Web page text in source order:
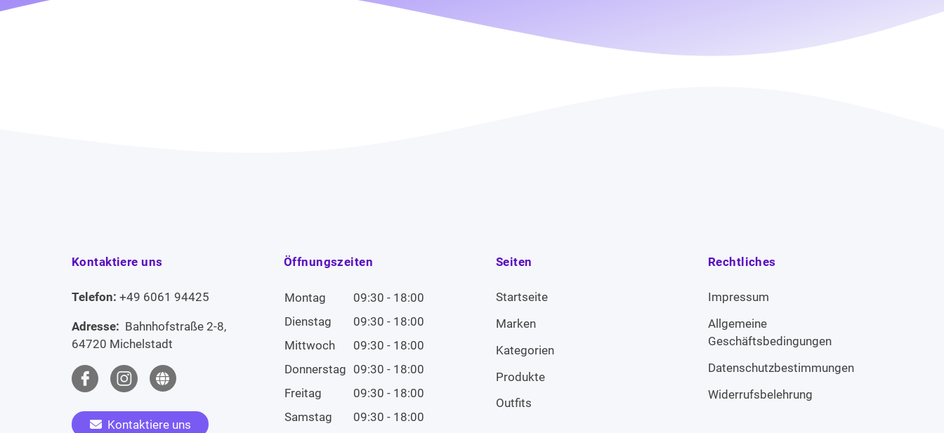
Kontaktiere uns
Telefon: +49 6061 94425
Adresse: Bahnhofstraße 2-8,
64720 Michelstadt
Kontaktiere uns
Öffnungszeiten
Montag
09:30 - 18:00
Dienstag
09:30 - 18:00
Mittwoch
09:30 - 18:00
Donnerstag 09:30 - 18:00
Freitag
09:30 - 18:00
Samstag
09:30 - 18:00
Seiten
Startseite
Marken
Kategorien
Produkte
Outfits
Rechtliches
Impressum
Allgemeine
Geschäftsbedingungen
Datenschutzbestimmungen
Widerrufsbelehrung